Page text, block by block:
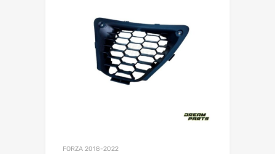
FORZA 2018-2022